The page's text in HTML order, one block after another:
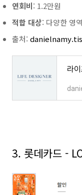
연회비: 1.2만원
적합 대상: 다양한 영
출처:
라
3. 롯데카드 -